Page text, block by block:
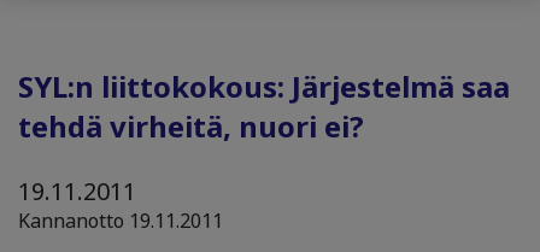
SYL:n liittokokous: Järjestelmä saa
tehdä virheitä, nuori ei?
19.11.2011
Kannanotto 19.11.2011